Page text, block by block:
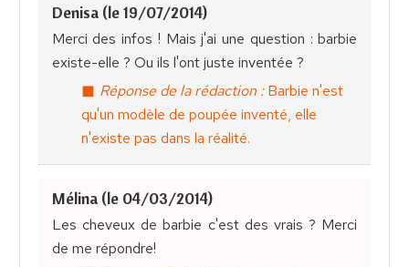
Denisa (le 19/07/2014)
Merci des infos ! Mais j'ai une question : barbie
existe-elle ? Ou ils l'ont juste inventée ?
Réponse de la rédaction :Barbie n'est
qu'un modèle de poupée inventé, elle
n'existe pas dans la réalité.
Mélina (le 04/03/2014)
Les cheveux de barbie c'est des vrais ? Merci
de me répondre!